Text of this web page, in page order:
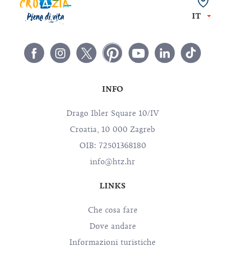
IT
INFO
Drago Ibler Square 10/IV
Croatia, 10 000 Zagreb
OIB: 72501368180
info@htz.hr
LINKS
Che cosa fare
Dove andare
Informazioni turistiche